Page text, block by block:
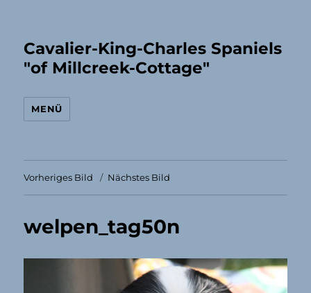
Cavalier-King-Charles Spaniels
"of Millcreek-Cottage"
MENÜ
Vorheriges Bild Nächstes Bild
welpen_tag50n